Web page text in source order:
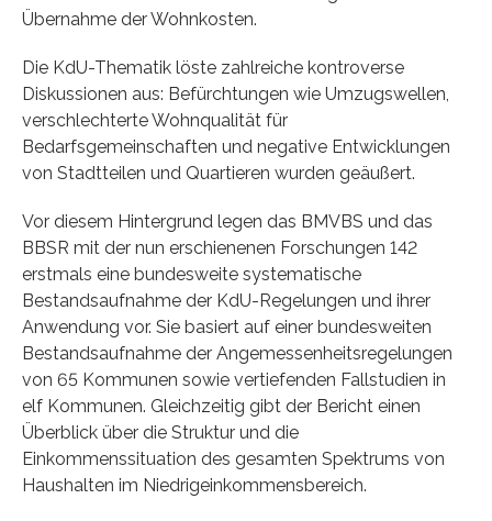
Übernahme der Wohnkosten.
Die KdU-Thematik löste zahlreiche kontroverse
Diskussionen aus: Befürchtungen wie Umzugswellen,
verschlechterte Wohnqualität für
Bedarfsgemeinschaften und negative Entwicklungen
von Stadtteilen und Quartieren wurden geäußert.
Vor diesem Hintergrund legen das BMVBS und das
BBSR mit der nun erschienenen Forschungen 142
erstmals eine bundesweite systematische
Bestandsaufnahme der KdU-Regelungen und ihrer
Anwendung vor. Sie basiert auf einer bundesweiten
Bestandsaufnahme der Angemessenheitsregelungen
von 65 Kommunen sowie vertiefenden Fallstudien in
elf Kommunen. Gleichzeitig gibt der Bericht einen
Überblick über die Struktur und die
Einkommenssituation des gesamten Spektrums von
Haushalten im Niedrigeinkommensbereich.